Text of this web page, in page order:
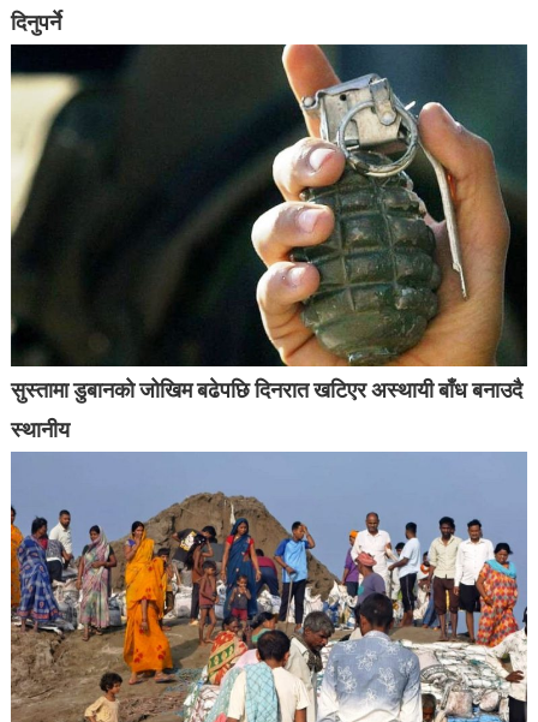
दिनुपर्ने
सुस्तामा डुबानको जोखिम बढेपछि दिनरात खटिएर अस्थायी बाँध बनाउदै
स्थानीय